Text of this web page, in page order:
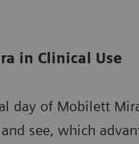
in Clinical Use
day of Mobilett
see, which